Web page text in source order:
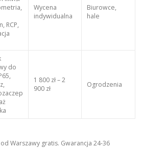
RCP,
Wycena
indywidualna
Biurowce,
hale
do
1 800 zł – 2
900 zł
Ogrodzenia
Warszawy gratis. Gwarancja 24-36